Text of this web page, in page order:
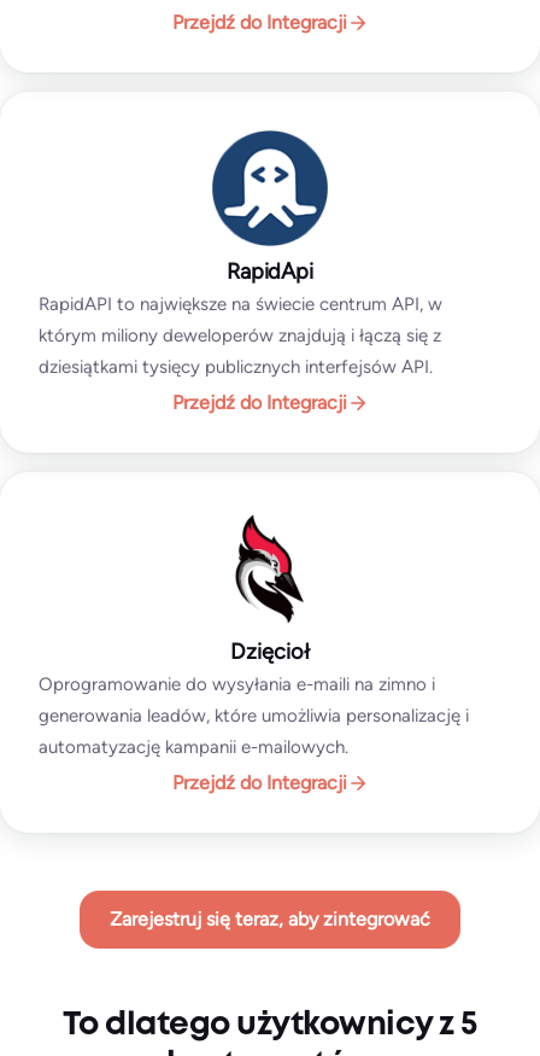
Przejdź do Integracji
RapidApi
RapidAPI to największe na świecie centrum API, w
którym miliony deweloperów znajdują i łączą się z
dziesiątkami tysięcy publicznych interfejsów API.
Przejdź do Integracji
Dzięcioł
Oprogramowanie do wysyłania e-maili na zimno i
generowania leadów, które umożliwia personalizację i
automatyzację kampanii e-mailowych.
Przejdź do Integracji
Zarejestruj się teraz, aby zintegrować
To dlatego użytkownicy z 5